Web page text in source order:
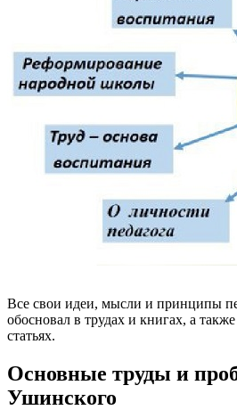
Все свои идеи, мысли и принципы
обосновал в трудах и книгах, а
статьях.
Основные труды и
Ушинского